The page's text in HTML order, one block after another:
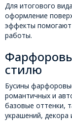
Для итогового
оформление
эффекты помогают
работы.
стилю
Бусины
романтичных и
базовые оттенки,
украшений, декора